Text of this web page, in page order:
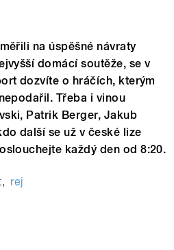
na úspěšné návraty
domácí soutěže, se v
dozvíte o hráčích, kterým
Třeba i vinou
Patrik Berger, Jakub
další se už v české lize
každý den od 8:20.
, rej